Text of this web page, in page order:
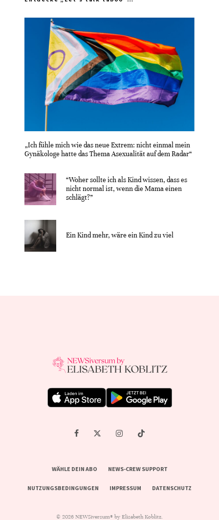
„Ich fühle mich wie das neue Extrem: nicht einmal mein
Gynäkologe hatte das Thema Asexualität auf dem Radar“
“Woher sollte ich als Kind wissen, dass es
nicht normal ist, wenn die Mama einen
schlägt?”
Ein Kind mehr, wäre ein Kind zu viel
WÄHLE DEIN ABO NEWS-CREW SUPPORT
NUTZUNGSBEDINGUNGEN IMPRESSUM DATENSCHUTZ
© 2026 NEWSiversum® by Elisabeth Koblitz.